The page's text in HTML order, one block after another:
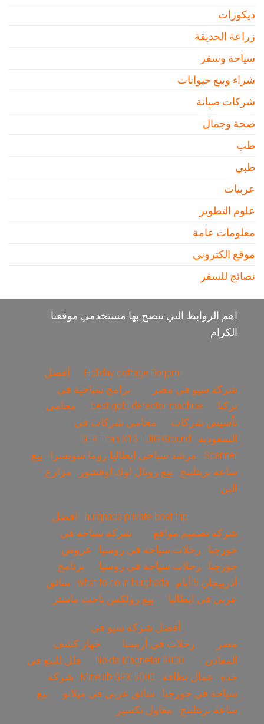
ديكورات
زراعة الحديقة
سياحة وسفر
شراء وبيع حيوانات
شركات صيانة
صحة وجمال
طب
طبي
عربيات
علوم التطوير
معلومات عامة
موقع الكتروني
نصائج للسفر
اهم الروابط التي ننصح بها مستخدمي موقعنا
الكرام
Holiday cottage Borjomi
أفضل
شركة سيو في مصر
برامج سياحية في
تركيا
best gold detector machine
محامي
تأسيس شركات
محامي شركات في
السعودية
GER Titan X13
UIG Ground
Scanner
مرشد سياحى ايطاليا روما سويسرا
بيع
ساعة بريتلينج
بيع رويال اوك اوفشور
مزارع
البن
hurghada private boat trip
افضل
شركة تصميم مواقع
شركة سياحة في
جورجيا
رحلات سياحة في روسيا
عروض
جورجيا
رحلات سياحة في روسيا
برنامج
أذربيجان 5 أيام
what to do in hurghada
سائق
عربي في ايطاليا
بيع رولكس ياخت ماستر
أفضل شركة سيو في
مصر
رحلات في أرمينيا
جهاز كشف
المعادن
Nokta Magnetar 9000
فلل للبيع في
جدة
عمال نظافة Minelab GPX 5000
شركة
سياحة في جورجيا
سائق عربي في ميلانو
بيع
ساعة بريتلينج
مقاول تكسير